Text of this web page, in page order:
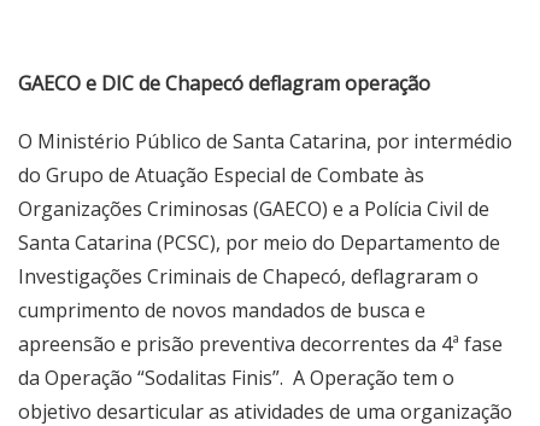
GAECO e DIC de Chapecó deflagram operação
O Ministério Público de Santa Catarina, por intermédio
do Grupo de Atuação Especial de Combate às
Organizações Criminosas (GAECO) e a Polícia Civil de
Santa Catarina (PCSC), por meio do Departamento de
Investigações Criminais de Chapecó, deflagraram o
cumprimento de novos mandados de busca e
apreensão e prisão preventiva decorrentes da 4ª fase
da Operação “Sodalitas Finis”. A Operação tem o
objetivo desarticular as atividades de uma organização